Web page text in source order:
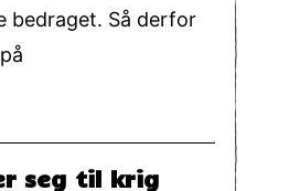
bedraget. Så derfor
seg til krig